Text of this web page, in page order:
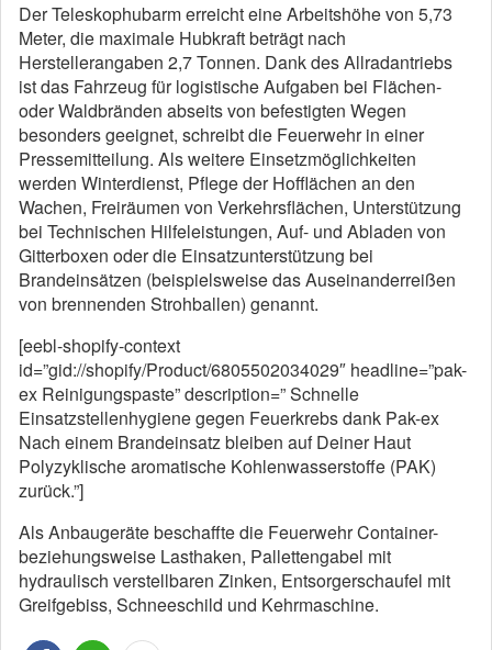
Der Teleskophubarm erreicht eine Arbeitshöhe von 5,73
Meter, die maximale Hubkraft beträgt nach
Herstellerangaben 2,7 Tonnen. Dank des Allradantriebs
ist das Fahrzeug für logistische Aufgaben bei Flächen-
oder Waldbränden abseits von befestigten Wegen
besonders geeignet, schreibt die Feuerwehr in einer
Pressemitteilung. Als weitere Einsetzmöglichkeiten
werden Winterdienst, Pflege der Hofflächen an den
Wachen, Freiräumen von Verkehrsflächen, Unterstützung
bei Technischen Hilfeleistungen, Auf- und Abladen von
Gitterboxen oder die Einsatzunterstützung bei
Brandeinsätzen (beispielsweise das Auseinanderreißen
von brennenden Strohballen) genannt.
[eebl-shopify-context
id=”gid://shopify/Product/6805502034029″ headline=”pak-
ex Reinigungspaste” description=” Schnelle
Einsatzstellenhygiene gegen Feuerkrebs dank Pak-ex
Nach einem Brandeinsatz bleiben auf Deiner Haut
Polyzyklische aromatische Kohlenwasserstoffe (PAK)
zurück.”]
Als Anbaugeräte beschaffte die Feuerwehr Container-
beziehungsweise Lasthaken, Pallettengabel mit
hydraulisch verstellbaren Zinken, Entsorgerschaufel mit
Greifgebiss, Schneeschild und Kehrmaschine.